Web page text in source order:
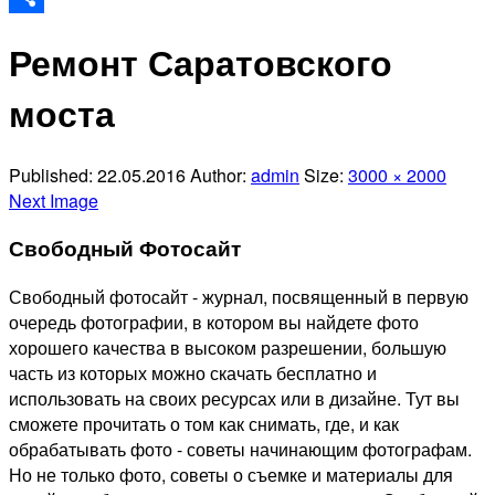
Ремонт Саратовского
моста
Published: 22.05.2016Author: admin Size: 3000 × 2000
Next Image
Свободный Фотосайт
Свободный фотосайт - журнал, посвященный в первую
очередь фотографии, в котором вы найдете фото
хорошего качества в высоком разрешении, большую
часть из которых можно скачать бесплатно и
использовать на своих ресурсах или в дизайне. Тут вы
сможете прочитать о том как снимать, где, и как
обрабатывать фото - советы начинающим фотографам.
Но не только фото, советы о съемке и материалы для